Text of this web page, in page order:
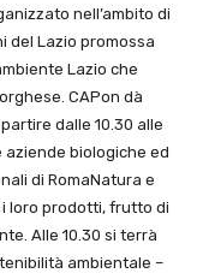
nell’ambito di
del Lazio promossa
Lazio che
CAPon dà
dalle 10.30 alle
aziende biologiche ed
di RomaNatura e
loro prodotti, frutto di
Alle 10.30 si terrà
ambientale –